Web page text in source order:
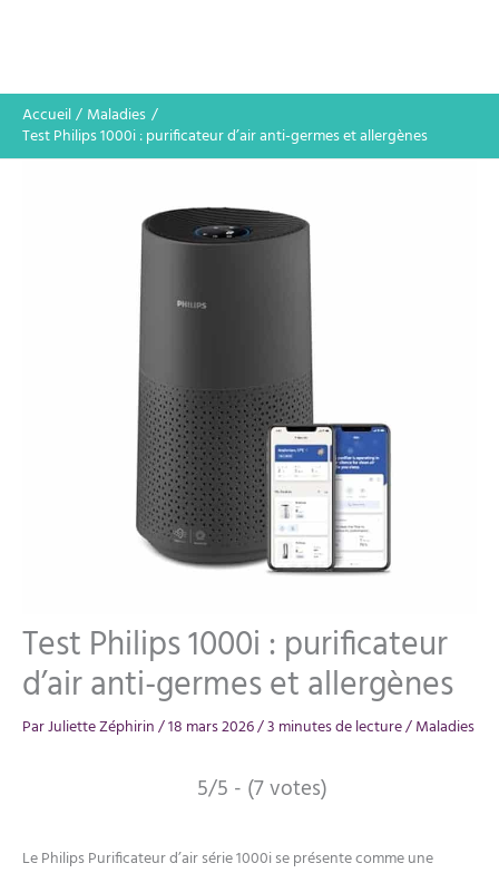
Accueil
Maladies
Test Philips 1000i : purificateur d’air anti-germes et allergènes
Test Philips 1000i : purificateur
d’air anti-germes et allergènes
ParJuliette Zéphirin/18 mars 2026/3 minutes de lecture/Maladies
5/5 - (7 votes)
Le Philips Purificateur d’air série 1000i se présente comme une